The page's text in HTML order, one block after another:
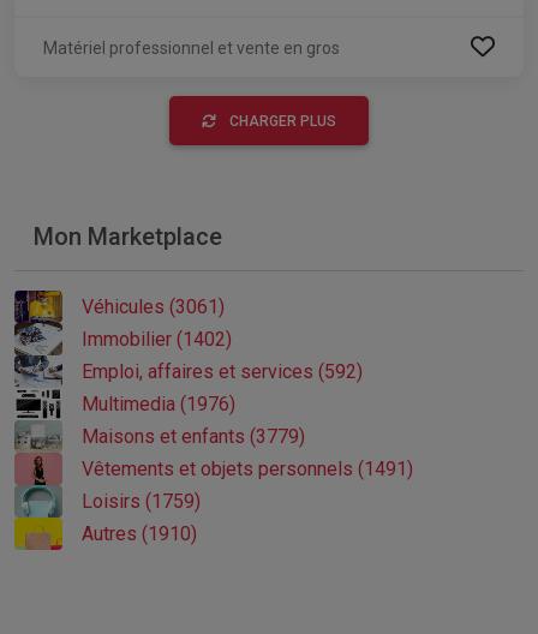
Matériel professionnel et vente en gros
CHARGER PLUS
Mon Marketplace
Véhicules (3061)
Immobilier (1402)
Emploi, affaires et services (592)
Multimedia (1976)
Maisons et enfants (3779)
Vêtements et objets personnels (1491)
Loisirs (1759)
Autres (1910)